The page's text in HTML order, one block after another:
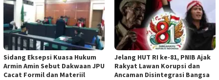
‎Sidang Eksepsi Kuasa Hukum
Armin Amin Sebut Dakwaan JPU
Cacat Formil dan Materiil
Jelang HUT RI ke-81, PNIB Ajak
Rakyat Lawan Korupsi dan
Ancaman Disintegrasi Bangsa